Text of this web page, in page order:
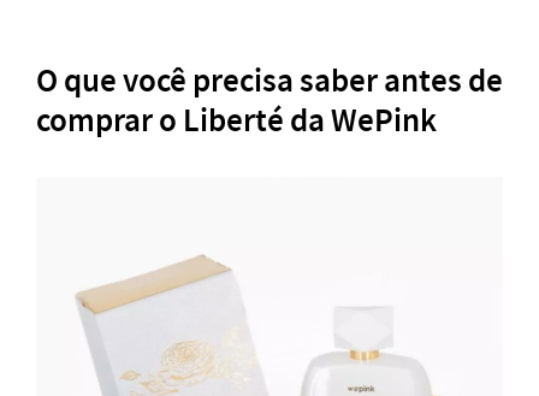
O que você precisa saber antes de
comprar o Liberté da WePink